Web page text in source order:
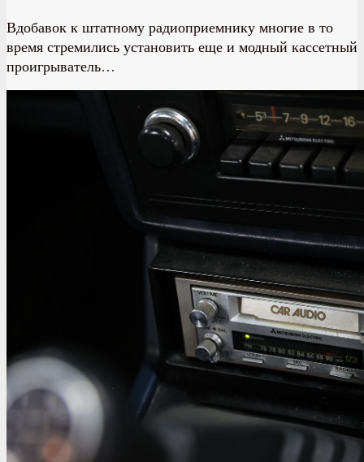
Вдобавок к штатному радиоприемнику многие в то
время стремились установить еще и модный кассетный
проигрыватель…